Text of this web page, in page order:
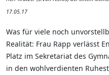
17.05.17
Was für viele noch
Realität: Frau Rapp verlässt
Platz im Sekretariat des
in den wohlverdienten